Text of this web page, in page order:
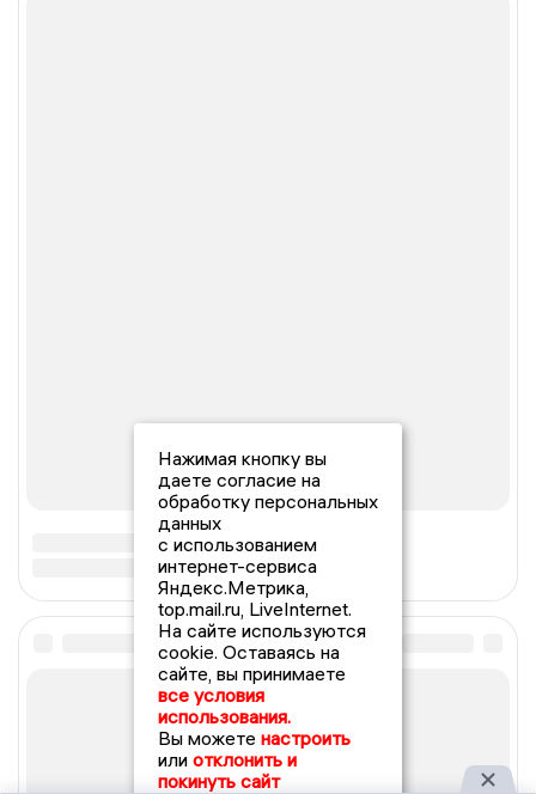
Нажимая кнопку вы
даете согласие на
обработку персональных
данных
с использованием
интернет-сервиса
Яндекс.Метрика,
top.mail.ru, LiveInternet.
На сайте используются
cookie. Оставаясь на
сайте, вы принимаете
все условия
использования.
Вы можете настроить
или отклонить и
покинуть сайт